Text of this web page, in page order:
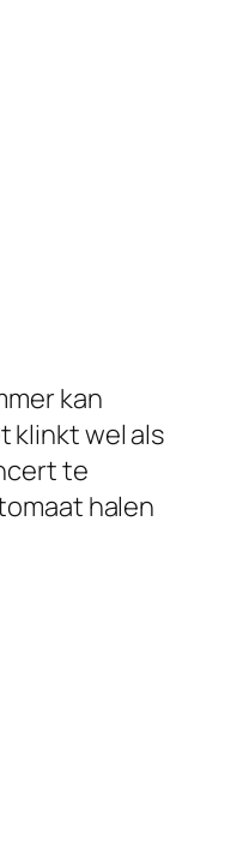
kan
klinkt wel als
te
halen